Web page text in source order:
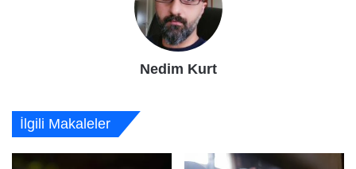
Nedim Kurt
İlgili Makaleler